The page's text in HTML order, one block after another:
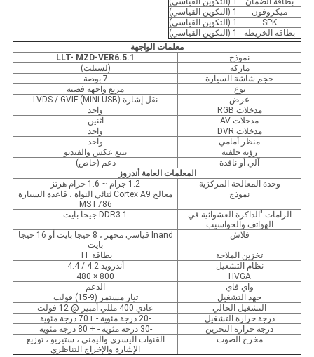
ميكروفون
1 (التكوين القياسي)
SPK
1 (التكوين القياسي)
بطاقة الخريطة
1 (التكوين القياسي)
معلمات الواجهة
نموذج
LLT- MZD-VER6.5.1
ماركة
(لسيلت)
حجم شاشة السيارة
7 بوصة
نوع
مربع واجهة فضية
عرض
نقل إشارة LVDS / GVIF (MiNi USB)
مدخلات RGB
واحد
مدخلات AV
اثنين
مدخلات DVR
واحد
منظر أمامي
واحد
رؤية خلفية
تتبع عكس والفيديو
آلي أو نافذة
دعم (خاص)
المعلمات العامة أندروز
وحدة المعالجة المركزية
1.2 جرام ~ 1.6 جرام هرتز
نموذج
معالج Cortex A9 ثنائي النواة ، قاعدة السيارة
MST786
الرامات "الذاكرة العشوائية في
الهواتف والحواسيب
DDR3 1 جيجا بايت
فلاش
Inand قياسي مجهز ، 8 جيجا بايت أو 16 جيجا
بايت
تخزين الملاحة
بطاقة TF
نظام التشغيل
أندرويد 4.2 / 4.4
HVGA
800 × 480
واي فاي
الدعم
جهد التشغيل
تيار مستمر (9-15) فولت
التشغيل الحالي
عادي 400 مللي أمبير @ 12 فولت
درجة حرارة التشغيل
-20 درجة مئوية - +70 درجة مئوية
درجة حرارة التخزين
-30 درجة مئوية - + 80 درجة مئوية
مخرج الصوت
القنوات اليسرى واليمنى ، ستيريو ، توزيع
الإشارة والإخراج التناظري